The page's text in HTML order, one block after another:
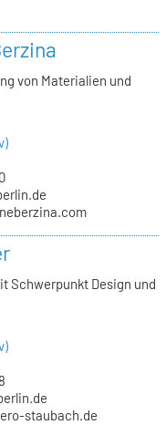
von Materialien und
Schwerpunkt Design und
staubach.de